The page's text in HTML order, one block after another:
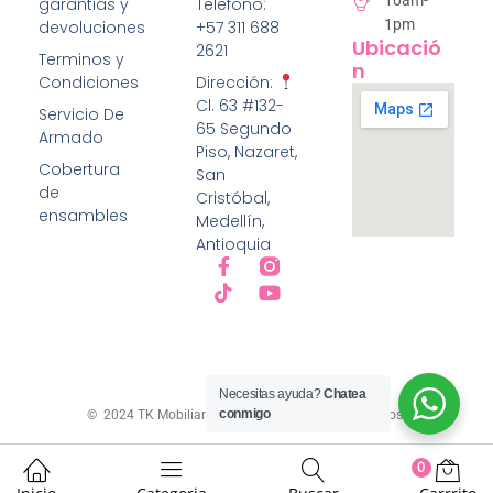
5
garantias y
devoluciones
Terminos y
Condiciones
Servicio De
Armado
Cobertura
de
ensambles
Telefono:
+57 311 688
2621
Dirección:
Cl. 63 #132-
65 Segundo
Piso, Nazaret,
San
Cristóbal,
Medellín,
Antioquia
1pm
Ubicació
N
© 2024 TK Mobiliario Todos los derechos reservados.
Necesitas ayuda?Chatea
conmigo
0